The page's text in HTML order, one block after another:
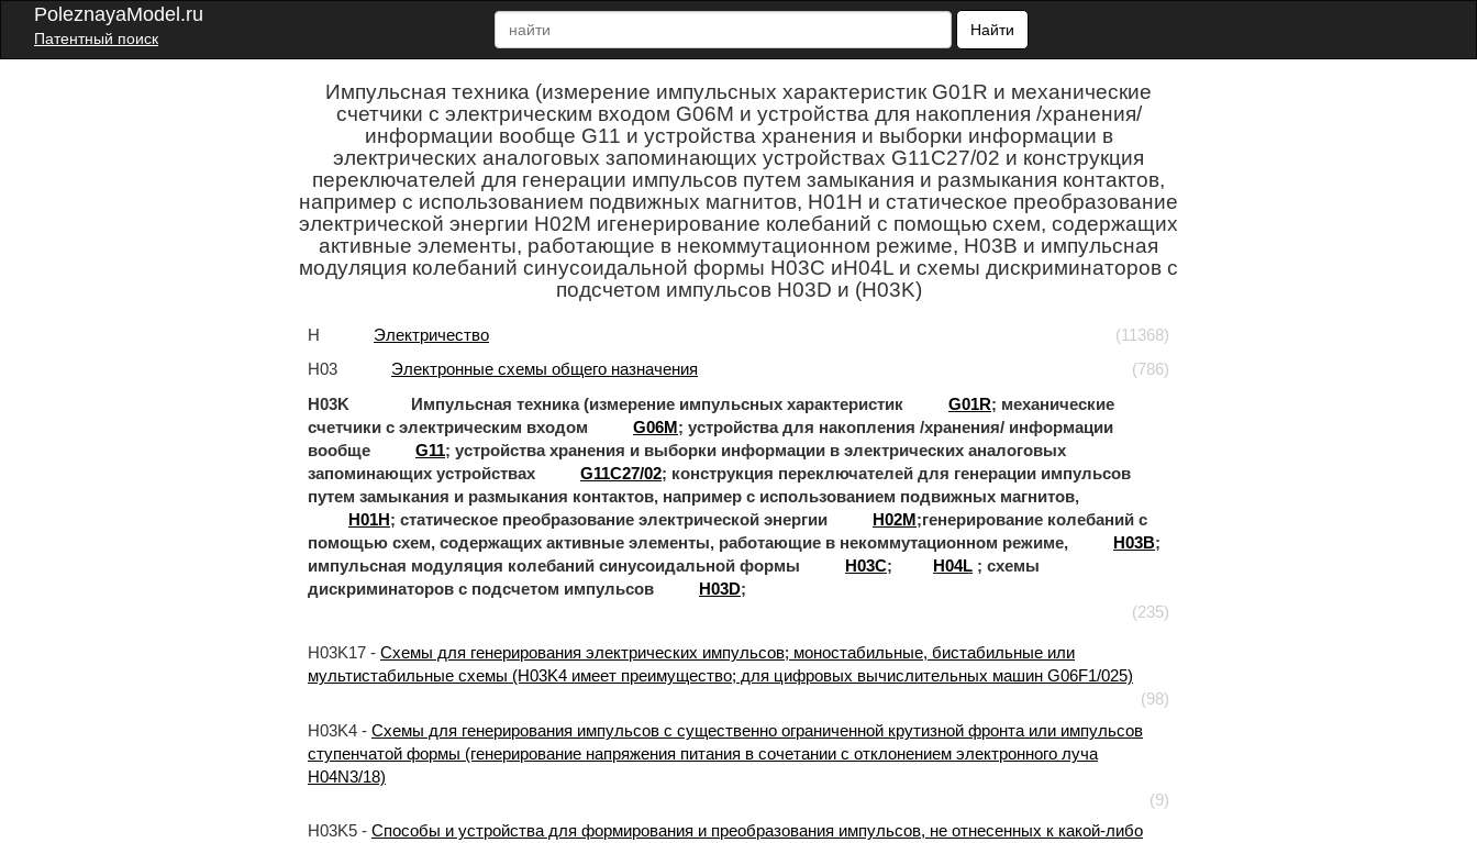
PoleznayaModel.ru
Патентный поиск
Найти
Импульсная техника (измерение импульсных характеристик G01R и механические
счетчики с электрическим входом G06M и устройства для накопления /хранения/
информации вообще G11 и устройства хранения и выборки информации в
электрических аналоговых запоминающих устройствах G11C27/02 и конструкция
переключателей для генерации импульсов путем замыкания и размыкания контактов,
например с использованием подвижных магнитов, H01H и статическое преобразование
электрической энергии H02M игенерирование колебаний с помощью схем, содержащих
активные элементы, работающие в некоммутационном режиме, H03B и импульсная
модуляция колебаний синусоидальной формы H03C иH04L и схемы дискриминаторов с
подсчетом импульсов H03D и (H03K)
H Электричество
(11368)
H03
Электронные схемы общего назначения
(786)
H03K Импульсная техника (измерение импульсных характеристик
G01R; механические
счетчики с электрическим входом
G06M; устройства для накопления /хранения/ информации
вообще
G11; устройства хранения и выборки информации в электрических аналоговых
запоминающих устройствах
G11C27/02; конструкция переключателей для генерации импульсов
путем замыкания и размыкания контактов, например с использованием подвижных магнитов,
H01H; статическое преобразование электрической энергии H02M;генерирование колебаний с
помощью схем, содержащих активные элементы, работающие в некоммутационном режиме,
H03B;
импульсная модуляция колебаний синусоидальной формы
H03C; H04L ; схемы
дискриминаторов с подсчетом импульсов
H03D;
(235)
H03K17 - Схемы для генерирования электрических импульсов; моностабильные, бистабильные или
мультистабильные схемы (H03K4 имеет преимущество; для цифровых вычислительных машин G06F1/025)
(98)
H03K4 - Схемы для генерирования импульсов с существенно ограниченной крутизной фронта или импульсов
ступенчатой формы (генерирование напряжения питания в сочетании с отклонением электронного луча
H04N3/18)
(9)
H03K5 - Способы и устройства для формирования и преобразования импульсов, не отнесенных к какой-либо